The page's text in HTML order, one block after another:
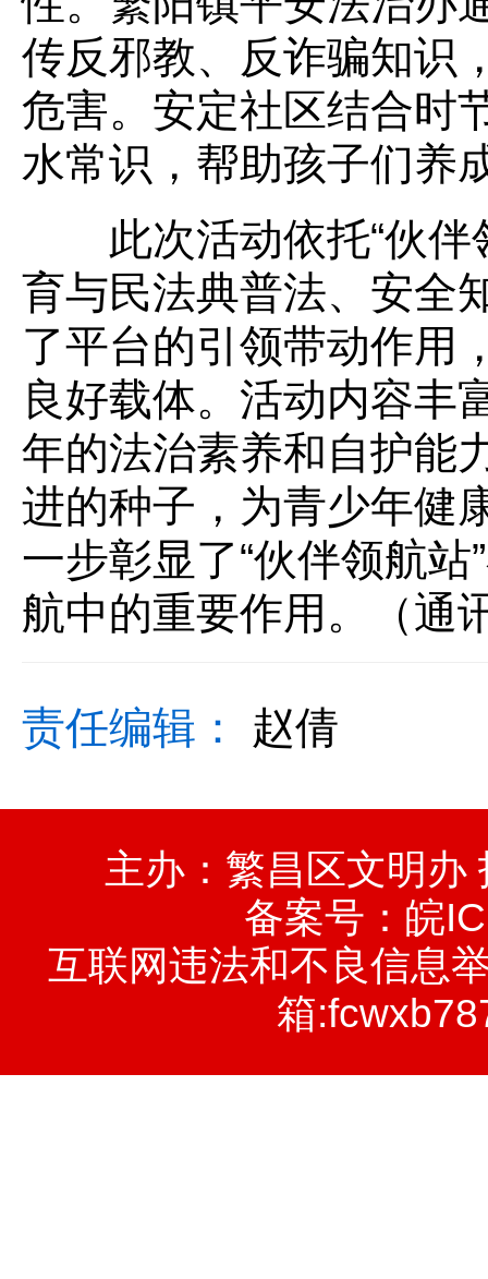
传反邪教、反诈骗知识
危害。安定社区结合时
水常识，帮助孩子们养
此次活动依托“伙伴
育与民法典普法、安全
了平台的引领带动作用
良好载体。活动内容丰
年的法治素养和自护能
进的种子，为青少年健
一步彰显了“伙伴领航
航中的重要作用。（通
责任编辑： 赵倩
主办：繁昌区文明办
备案号： 皖
互联网违法和不良信息
箱